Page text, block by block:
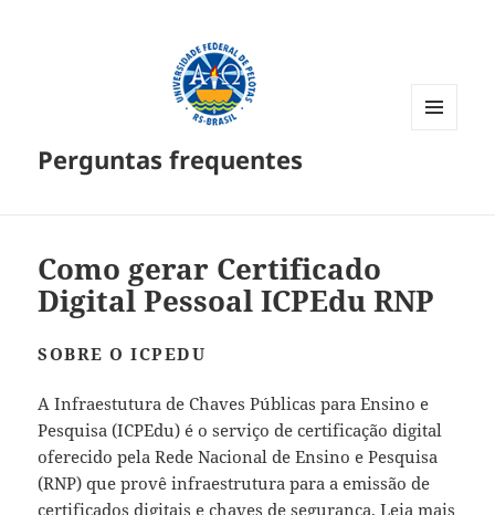
Perguntas frequentes
Como gerar Certificado
Digital Pessoal ICPEdu RNP
SOBRE O ICPEDU
A Infraestutura de Chaves Públicas para Ensino e
Pesquisa (ICPEdu) é o serviço de certificação digital
oferecido pela Rede Nacional de Ensino e Pesquisa
(RNP) que provê infraestrutura para a emissão de
certificados digitais e chaves de segurança. Leia mais